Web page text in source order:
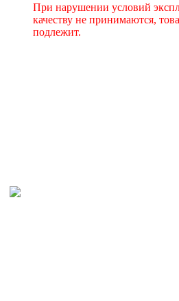
При нарушении условий
качеству не принимаются,
подлежит.